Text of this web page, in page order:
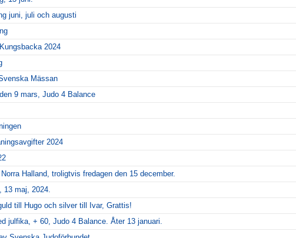
juni, juli och augusti
2024
Mässan
9 mars, Judo 4 Balance
2024
Halland, troligtvis fredagen den 15 december.
13 maj, 2024.
till Hugo och silver till Ivar, Grattis!
julfika, + 60, Judo 4 Balance. Åter 13 januari.